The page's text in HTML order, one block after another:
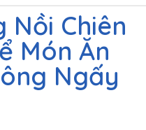
Nồi Chiên
Món Ăn
Ngấy